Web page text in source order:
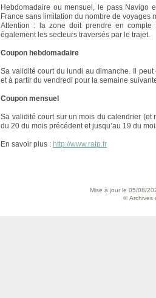
Hebdomadaire ou mensuel, le pass Navigo
France sans limitation du nombre de voyages
Attention : la zone doit prendre en
également les secteurs traversés par le trajet.
Coupon hebdomadaire
Sa validité court du lundi au dimanche. Il
et à partir du vendredi pour la semaine
Coupon mensuel
Sa validité court sur un mois du calendrier
du 20 du mois précédent et jusqu’au 19 du
En savoir plus : http://www.ratp.fr
Mise à jour le 05/08/
© Archives